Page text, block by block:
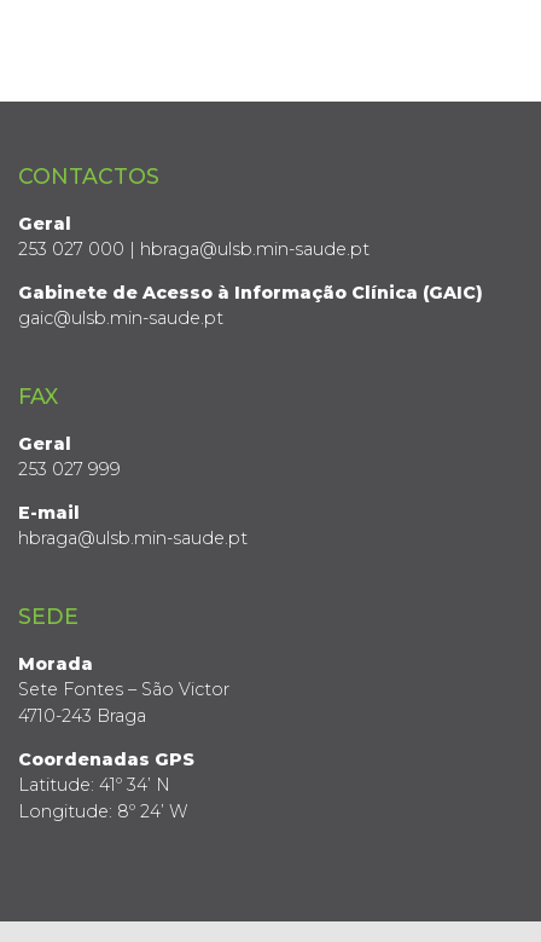
CONTACTOS
Geral
253 027 000 | hbraga@ulsb.min-saude.pt
Gabinete de Acesso à Informação Clínica (GAIC)
gaic@ulsb.min-saude.pt
FAX
Geral
253 027 999
E-mail
hbraga@ulsb.min-saude.pt
SEDE
Morada
Sete Fontes – São Victor
4710-243 Braga
Coordenadas GPS
Latitude: 41º 34’ N
Longitude: 8º 24’ W